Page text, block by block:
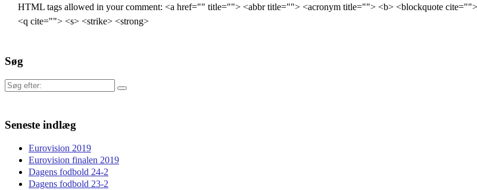
HTML tags allowed in your comment: <a href="" title=""> <abbr title=""> <acronym title=""> <b> <blockquote
<q cite=""> <s> <strike> <strong>
Søg
Søg
Seneste indlæg
Eurovision 2019
Eurovision finalen 2019
Dagens fodbold 24-2
Dagens fodbold 23-2